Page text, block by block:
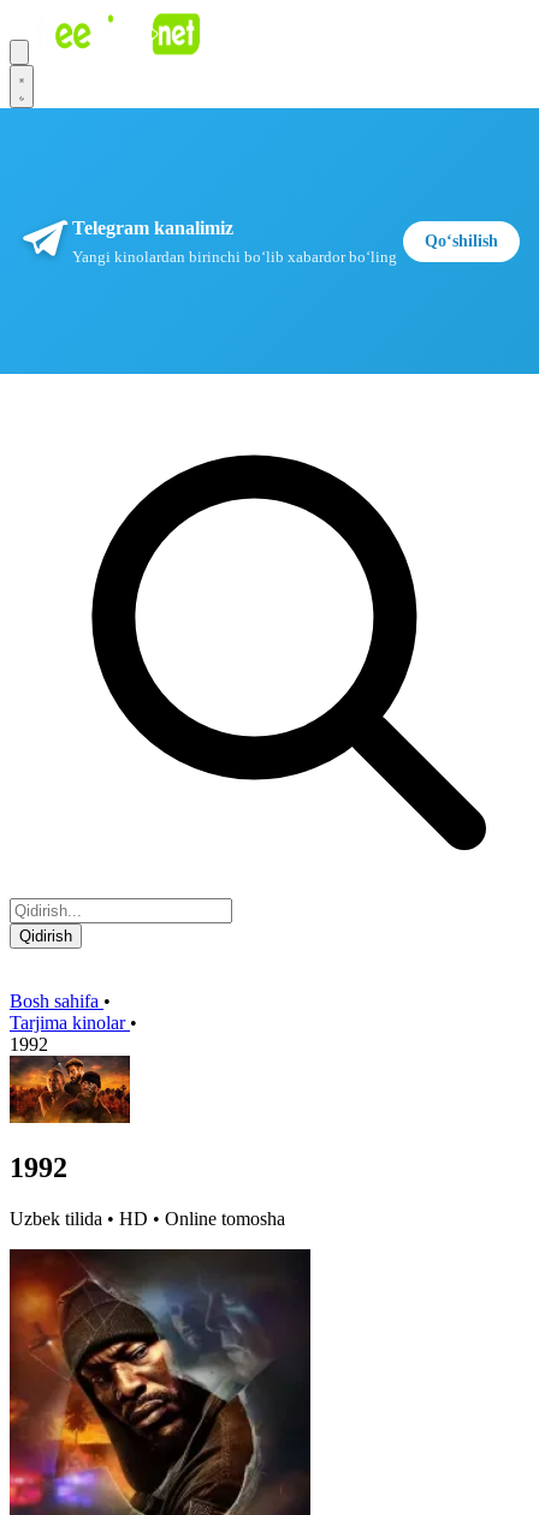
Qidirish
Bosh sahifa •
Tarjima kinolar •
1992
1992
Uzbek tilida • HD • Online tomosha
Telegram kanalimiz
Yangi kinolardan birinchi boʻlib xabardor boʻling
Qoʻshilish